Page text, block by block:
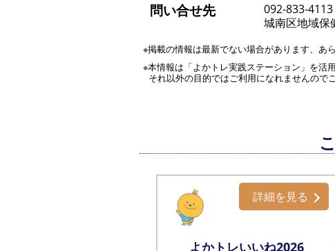
問い合せ先
092-833-4113
城南区地域保
※掲載の情報は最新でない場合があります、あ
※本情報は「よかトレ実践ステーション」を活
それ以外の目的ではご利用になれませんので
よかトレいいね2026
詳細を見る